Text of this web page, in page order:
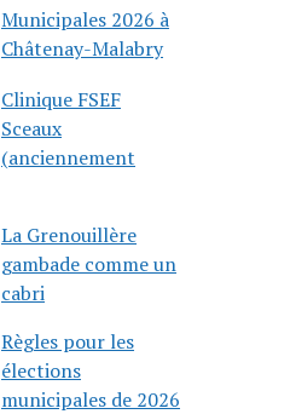
Municipales 2026 à
Châtenay-Malabry
Clinique FSEF
Sceaux
(anciennement
La Grenouillère
gambade comme un
cabri
Règles pour les
élections
municipales de 2026